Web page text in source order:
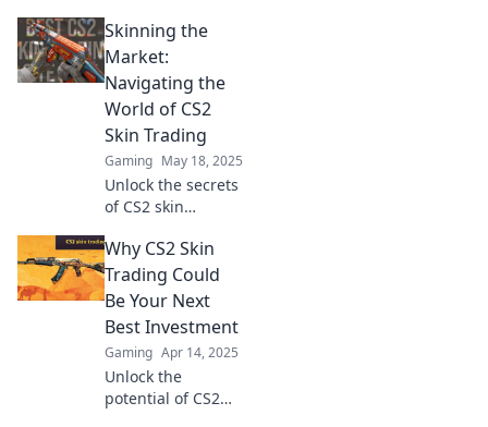
tips and tricks to
maximize your
profits and trade
your way to the
top!
Skinning the
Market:
Navigating the
World of CS2
Skin Trading
Gaming May 18, 2025
Unlock the secrets
of CS2 skin
tips, trends, and
tricks to profit in
this dynamic
virtual
marketplace.
Why CS2 Skin
Trading Could
Be Your Next
Best Investment
Gaming Apr 14, 2025
Unlock the
potential of CS2